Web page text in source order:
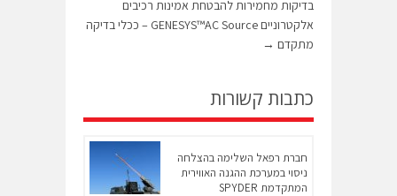
בדיקות מחמירות להבטחת אמינות רכיבים
אלקטרוניים GENESYS™AC Source – ככלי בדיקה
מתקדם →
כתבות קשורות
חברת רפאל השלימה בהצלחה
ניסוי במערכת ההגנה האווירית
המתקדמת SPYDER